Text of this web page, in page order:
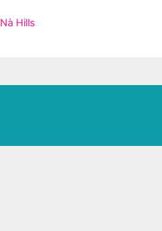
Nà Hills